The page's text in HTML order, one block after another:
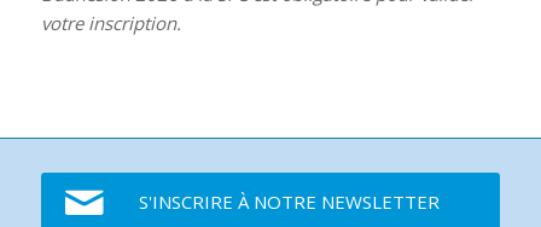
votre inscription.
S'INSCRIRE À NOTRE NEWSLETTER